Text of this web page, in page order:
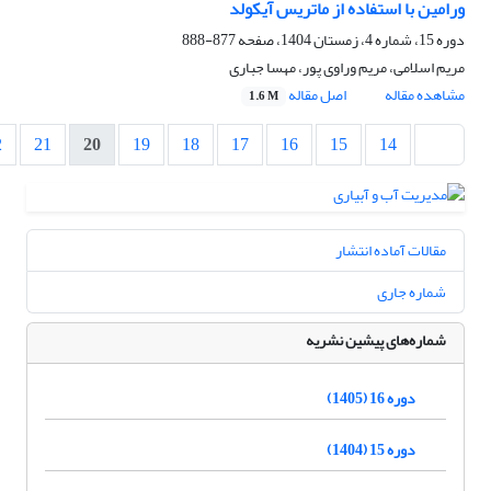
ورامین با استفاده از ماتریس آیکولد
دوره 15، شماره 4، زمستان 1404، صفحه
877-888
مریم اسلامی، مریم وراوی پور، مهسا جباری
مشاهده مقاله
اصل مقاله 1.6 M
14
15
16
17
18
19
20
21
مقالات آماده انتشار
شماره جاری
شماره‌های پیشین نشریه
دوره 16 (1405)
دوره 15 (1404)